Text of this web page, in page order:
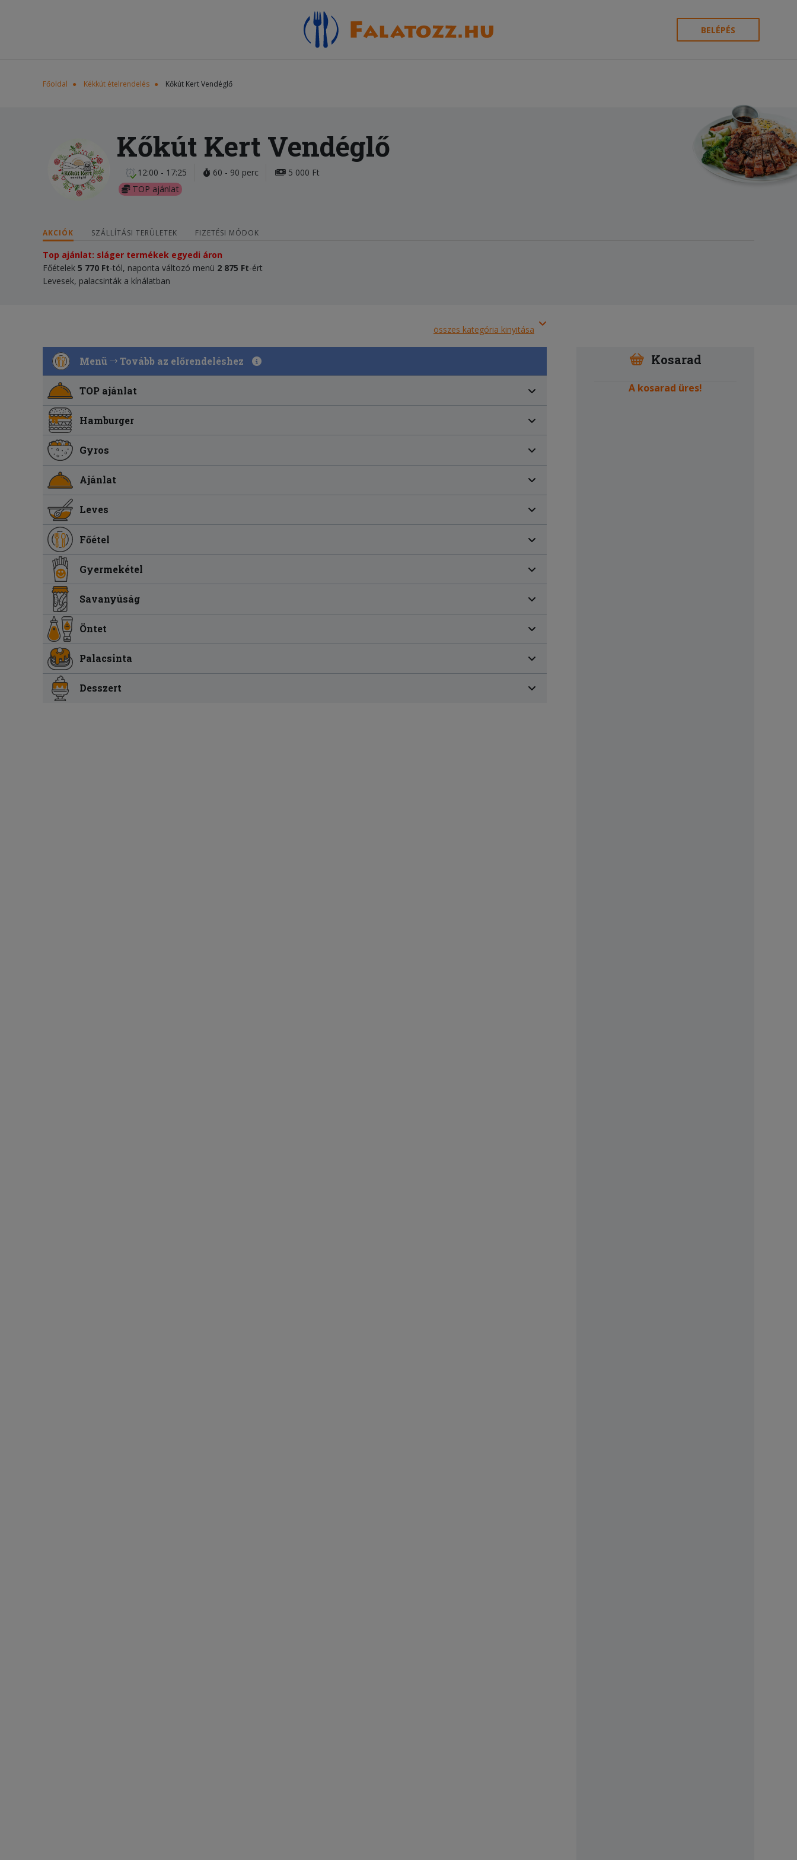
BELÉPÉS
Főoldal Kékkút ételrendelés Kőkút Kert Vendéglő
Kőkút Kert Vendéglő
12:00 - 17:25 60 - 90 perc
5 000 Ft
TOP ajánlat
AKCIÓK SZÁLLÍTÁSI TERÜLETEK FIZETÉSI MÓDOK
Top ajánlat: sláger termékek egyedi áron
Főételek 5 770 Ft-tól, naponta változó menü 2 875 Ft-ért
Levesek, palacsinták a kínálatban
összes kategória kinyitása
Menü Tovább az előrendeléshez
TOP ajánlat
Hamburger
Gyros
Ajánlat
Leves
Főétel
Gyermekétel
Savanyúság
Öntet
Palacsinta
Desszert
Kosarad
A kosarad üres!